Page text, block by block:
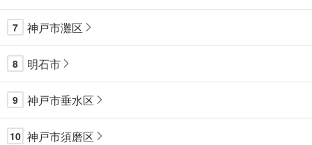
7 神戸市灘区
8 明石市
9 神戸市垂水区
10 神戸市須磨区